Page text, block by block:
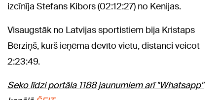
izcīnīja Stefans Kibors (02:12:27) no Kenijas.
Visaugstāk no Latvijas sportistiem bija Kristaps
Bērziņš, kurš ieņēma devīto vietu, distanci veicot
2:23:49.
Seko līdzi portāla 1188 jaunumiem arī "Whatsapp"